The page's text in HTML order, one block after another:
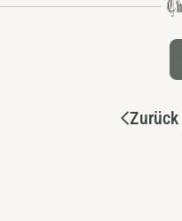
Zurück